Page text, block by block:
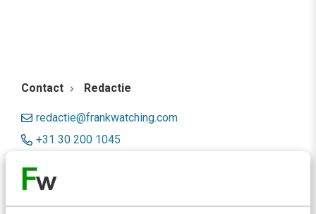
Contact Redactie
redactie@frankwatching.com
+31 30 200 1045
Meer contactopties